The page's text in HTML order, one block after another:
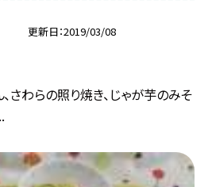
更新日 2019/03/08
さわらの照り焼き、じゃが芋のみそ